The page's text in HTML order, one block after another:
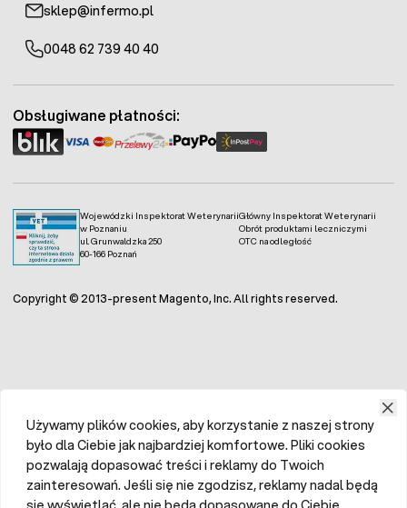
sklep@infermo.pl
0048 62 739 40 40
Wojewódzki Inspektorat Weterynarii
w Poznaniu
ul. Grunwaldzka 250
60-166 Poznań
Główny Inspektorat Weterynarii
Obrót produktami leczniczymi
OTC na odległość
Obsługiwane płatności:
Copyright © 2013-present Magento, Inc. All rights reserved.
Używamy plików cookies, aby korzystanie z naszej strony
było dla Ciebie jak najbardziej komfortowe. Pliki cookies
pozwalają dopasować treści i reklamy do Twoich
zainteresowań. Jeśli się nie zgodzisz, reklamy nadal będą